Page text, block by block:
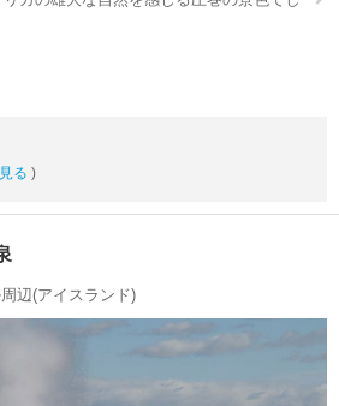
る )
辺(アイスランド)